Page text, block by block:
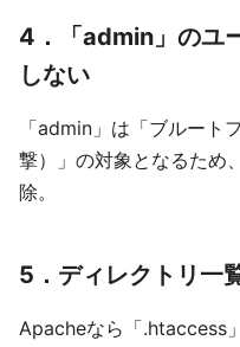
4．「admin」のユ
しない
「admin」は「ブルート
撃）」の対象となるため
除。
5．ディレクトリ一
Apacheなら「.htaccess